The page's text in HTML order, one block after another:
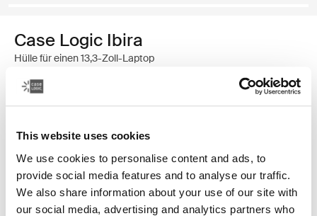
This website uses cookies
We use cookies to personalise content and ads, to
provide social media features and to analyse our traffic.
We also share information about your use of our site with
our social media, advertising and analytics partners who
Case Logic Ibira
Hülle für einen 13,3-Zoll-Laptop
€ 24,99
Farbe
Case Logic Ibira Laptop Sleeve Schwarz
Case Logic Ibira Laptop Sleeve Marineblau (selected)
Case Logic Ibira Laptop Sleeve Islay Green